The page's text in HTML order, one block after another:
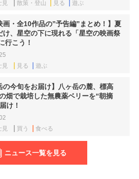
見
散策・登山 見る 遊ぶ
画・全10作品の”予告編”まとめ！】夏
け、星空の下に現れる「星空の映画祭
行こう！
見
見る 遊ぶ
の今旬をお届け】八ヶ岳の麓、標高
畑で栽培した無農薬ベリーを“朝摘
け！
見
買う 食べる
ニュース一覧を見る